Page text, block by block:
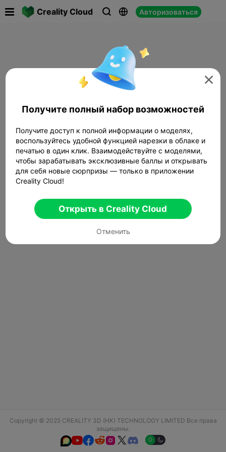
Creality Cloud   Авторизоваться
Copyright © 2025 CREALITY 3D (HK) TECHNOLOGY LIMITED Все права
защищены.
  

Получите полный набор возможностей
Получите доступ к полной информации о моделях,
воспользуйтесь удобной функцией нарезки в облаке и
печатью в один клик. Взаимодействуйте с моделями,
чтобы зарабатывать эксклюзивные баллы и открывать
для себя новые сюрпризы — только в приложении
Creality Cloud!
Открыть в Creality Cloud
Отменить